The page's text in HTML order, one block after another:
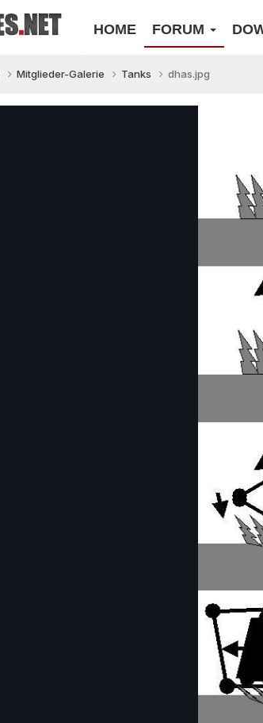
HOME FORUM
Mitglieder-Galerie Tanks dhas.jpg